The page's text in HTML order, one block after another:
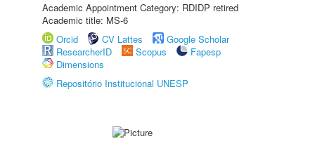
Academic Appointment Category: RDIDP retired
Academic title: MS-6
Orcid
CV Lattes
Google Scholar
ResearcherID
Scopus
Fapesp
Dimensions
Repositório Institucional UNESP